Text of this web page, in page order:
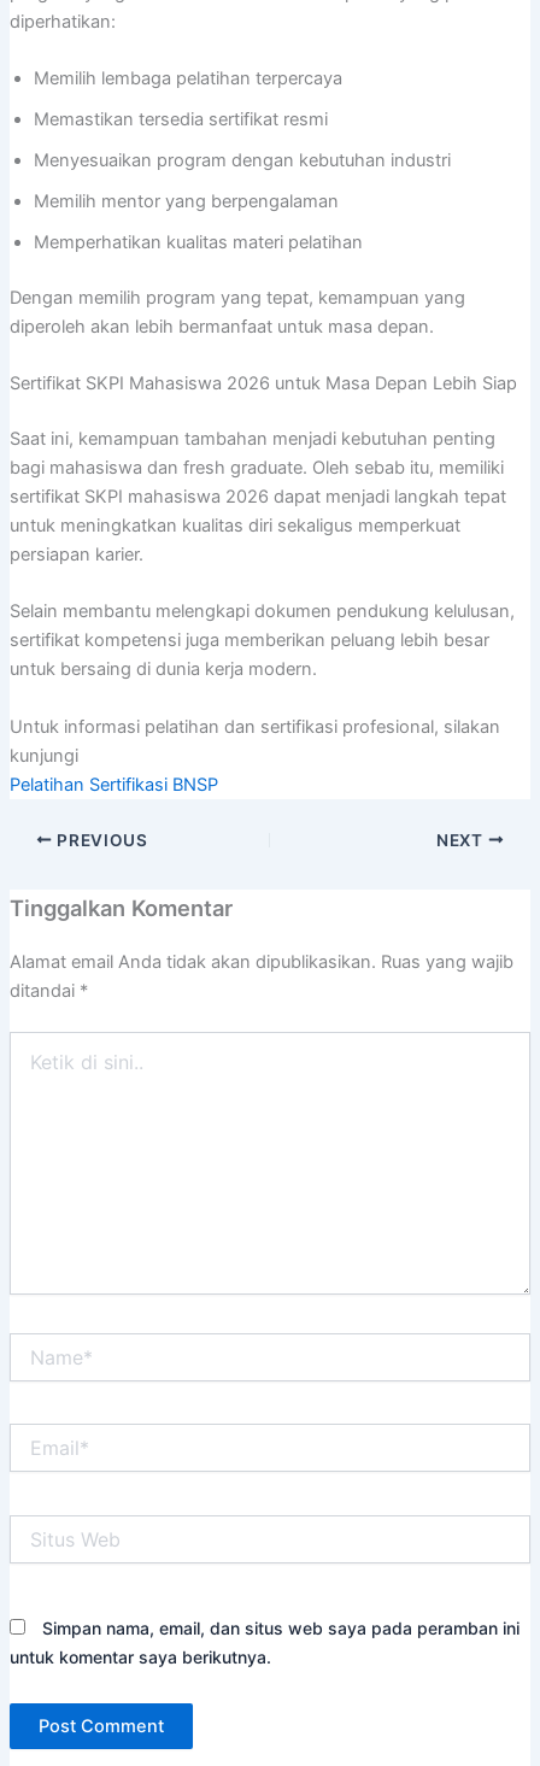
diperhatikan:
Memilih lembaga pelatihan terpercaya
Memastikan tersedia sertifikat resmi
Menyesuaikan program dengan kebutuhan industri
Memilih mentor yang berpengalaman
Memperhatikan kualitas materi pelatihan
Dengan memilih program yang tepat, kemampuan yang
diperoleh akan lebih bermanfaat untuk masa depan.
Sertifikat SKPI Mahasiswa 2026 untuk Masa Depan Lebih Siap
Saat ini, kemampuan tambahan menjadi kebutuhan penting
bagi mahasiswa dan fresh graduate. Oleh sebab itu, memiliki
sertifikat SKPI mahasiswa 2026 dapat menjadi langkah tepat
untuk meningkatkan kualitas diri sekaligus memperkuat
persiapan karier.
Selain membantu melengkapi dokumen pendukung kelulusan,
sertifikat kompetensi juga memberikan peluang lebih besar
untuk bersaing di dunia kerja modern.
Untuk informasi pelatihan dan sertifikasi profesional, silakan
kunjungi
Pelatihan Sertifikasi BNSP
PREVIOUS NEXT
Tinggalkan Komentar
Alamat email Anda tidak akan dipublikasikan. Ruas yang wajib
ditandai *
Web
Simpan nama, email, dan situs web saya pada peramban ini
untuk komentar saya berikutnya.